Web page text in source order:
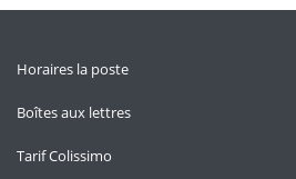
Horaires la poste
Boîtes aux lettres
Tarif Colissimo